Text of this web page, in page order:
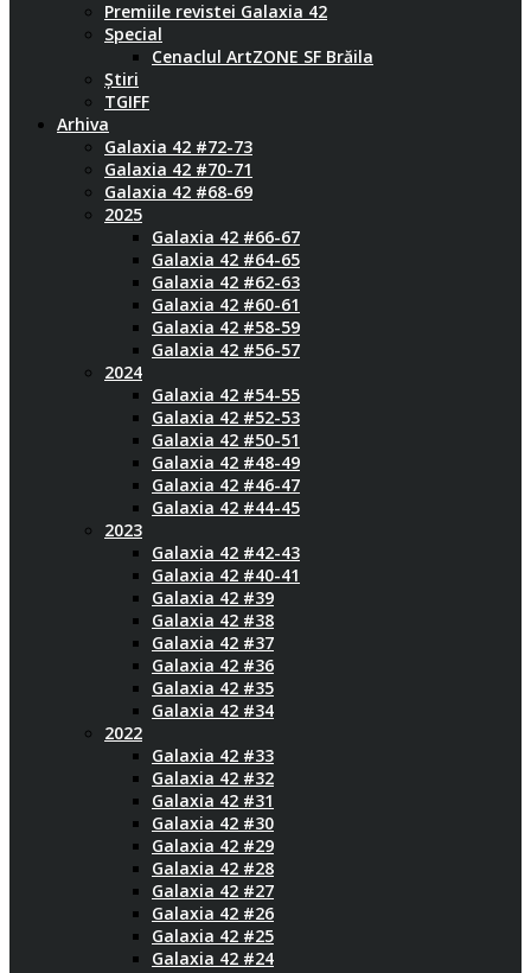
Premiile revistei Galaxia 42
Special
Cenaclul ArtZONE SF Brăila
Știri
TGIFF
Arhiva
Galaxia 42 #72-73
Galaxia 42 #70-71
Galaxia 42 #68-69
2025
Galaxia 42 #66-67
Galaxia 42 #64-65
Galaxia 42 #62-63
Galaxia 42 #60-61
Galaxia 42 #58-59
Galaxia 42 #56-57
2024
Galaxia 42 #54-55
Galaxia 42 #52-53
Galaxia 42 #50-51
Galaxia 42 #48-49
Galaxia 42 #46-47
Galaxia 42 #44-45
2023
Galaxia 42 #42-43
Galaxia 42 #40-41
Galaxia 42 #39
Galaxia 42 #38
Galaxia 42 #37
Galaxia 42 #36
Galaxia 42 #35
Galaxia 42 #34
2022
Galaxia 42 #33
Galaxia 42 #32
Galaxia 42 #31
Galaxia 42 #30
Galaxia 42 #29
Galaxia 42 #28
Galaxia 42 #27
Galaxia 42 #26
Galaxia 42 #25
Galaxia 42 #24